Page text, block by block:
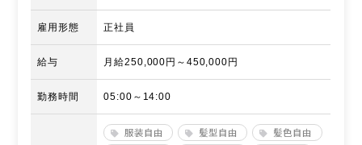
雇用形態 正社員
給与 月給250,000円～450,000円
勤務時間 05:00～14:00
服装自由 髪型自由
髪色自由